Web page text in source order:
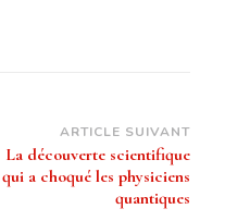
ARTICLE SUIVANT
La découverte scientifique
qui a choqué les physiciens
quantiques